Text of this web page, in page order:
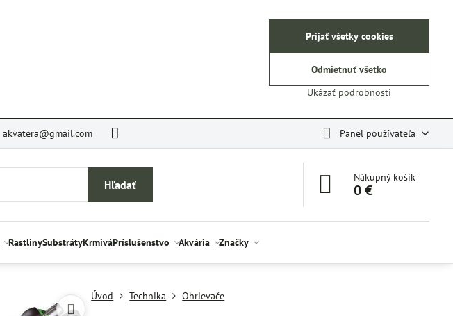
akvatera@gmail.com Panel používateľa
Hľadať
Nákupný košík
0 €
RastlinySubstrátyKrmiváPríslušenstvo Akvária Značky
Úvod Technika Ohrievače
Ukázať podrobnosti
Prijať všetky cookies
Odmietnuť všetko